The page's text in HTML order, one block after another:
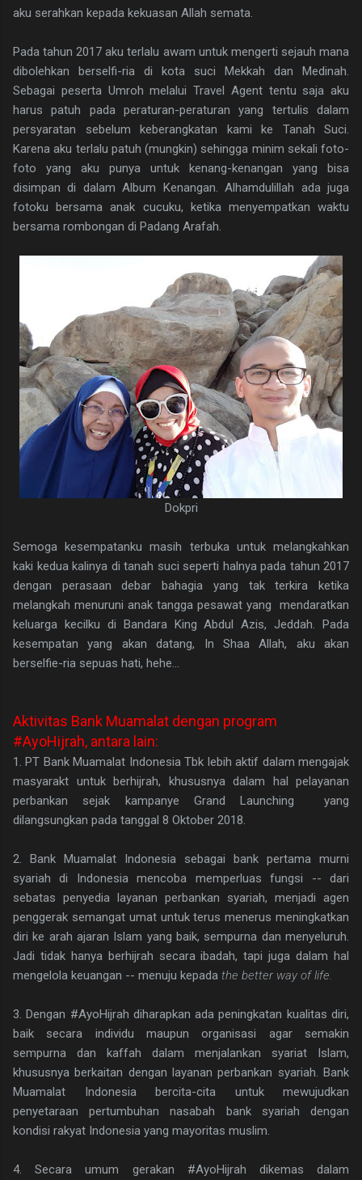
aku serahkan kepada kekuasan Allah semata.
Pada tahun 2017 aku terlalu awam untuk mengerti sejauh mana
dibolehkan berselfi-ria di kota suci Mekkah dan Medinah.
Sebagai peserta Umroh melalui Travel Agent tentu saja aku
harus patuh pada peraturan-peraturan yang tertulis dalam
persyaratan sebelum keberangkatan kami ke Tanah Suci.
Karena aku terlalu patuh (mungkin) sehingga minim sekali foto-
foto yang aku punya untuk kenang-kenangan yang bisa
disimpan di dalam Album Kenangan. Alhamdulillah ada juga
fotoku bersama anak cucuku, ketika menyempatkan waktu
bersama rombongan di Padang Arafah.
Dokpri
Semoga kesempatanku masih terbuka untuk melangkahkan
kaki kedua kalinya di tanah suci seperti halnya pada tahun 2017
dengan perasaan debar bahagia yang tak terkira ketika
melangkah menuruni anak tangga pesawat yang mendaratkan
keluarga kecilku di Bandara King Abdul Azis, Jeddah. Pada
kesempatan yang akan datang, In Shaa Allah, aku akan
berselfie-ria sepuas hati, hehe...
Aktivitas Bank Muamalat dengan program
#AyoHijrah, antara lain:
1. PT Bank Muamalat Indonesia Tbk lebih aktif dalam mengajak
masyarakt untuk berhijrah, khususnya dalam hal pelayanan
perbankan sejak kampanye Grand Launching yang
dilangsungkan pada tanggal 8 Oktober 2018.
2. Bank Muamalat Indonesia sebagai bank pertama murni
syariah di Indonesia mencoba memperluas fungsi -- dari
sebatas penyedia layanan perbankan syariah, menjadi agen
penggerak semangat umat untuk terus menerus meningkatkan
diri ke arah ajaran Islam yang baik, sempurna dan menyeluruh.
Jadi tidak hanya berhijrah secara ibadah, tapi juga dalam hal
mengelola keuangan -- menuju kepada the better way of life.
3. Dengan #AyoHijrah diharapkan ada peningkatan kualitas diri,
baik secara individu maupun organisasi agar semakin
sempurna dan kaffah dalam menjalankan syariat Islam,
khususnya berkaitan dengan layanan perbankan syariah. Bank
Muamalat Indonesia bercita-cita untuk mewujudkan
penyetaraan pertumbuhan nasabah bank syariah dengan
kondisi rakyat Indonesia yang mayoritas muslim.
4. Secara umum gerakan #AyoHijrah dikemas dalam